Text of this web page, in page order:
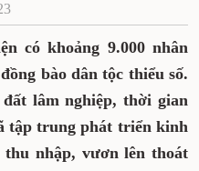
có khoảng 9.000 nhân
bào dân tộc thiểu số.
lâm nghiệp, thời gian
tập trung phát triển kinh
nhập, vươn lên thoát